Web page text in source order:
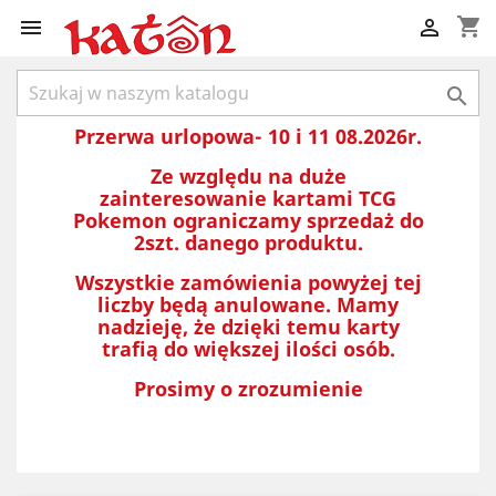
 shopping_cart


Przerwa urlopowa- 10 i 11 08.2026r.
Ze względu na duże
zainteresowanie kartami TCG
Pokemon ograniczamy sprzedaż do
2szt. danego produktu.
Wszystkie zamówienia powyżej tej
liczby będą anulowane. Mamy
nadzieję, że dzięki temu karty
trafią do większej ilości osób.
Prosimy o zrozumienie